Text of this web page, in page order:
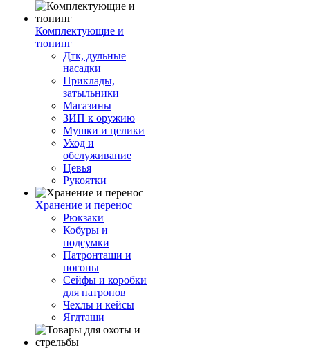
Комплектующие и
тюнинг
Дтк, дульные
насадки
Приклады,
затыльники
Магазины
ЗИП к оружию
Мушки и целики
Уход и
обслуживание
Цевья
Рукоятки
Хранение и перенос
Рюкзаки
Кобуры и
подсумки
Патронташи и
погоны
Сейфы и коробки
для патронов
Чехлы и кейсы
Ягдташи